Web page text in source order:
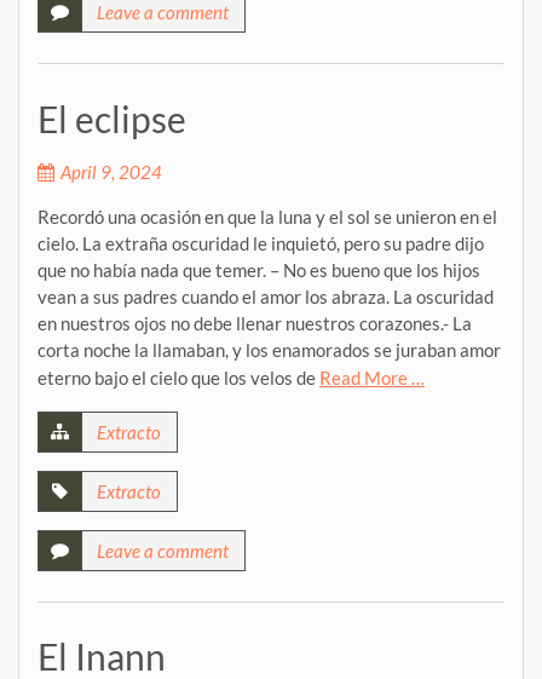
Leave a comment
El eclipse
April 9, 2024
Recordó una ocasión en que la luna y el sol se unieron en el
cielo. La extraña oscuridad le inquietó, pero su padre dijo
que no había nada que temer. – No es bueno que los hijos
vean a sus padres cuando el amor los abraza. La oscuridad
en nuestros ojos no debe llenar nuestros corazones.- La
corta noche la llamaban, y los enamorados se juraban amor
eterno bajo el cielo que los velos de Read More …
Extracto
Extracto
Leave a comment
El Inann